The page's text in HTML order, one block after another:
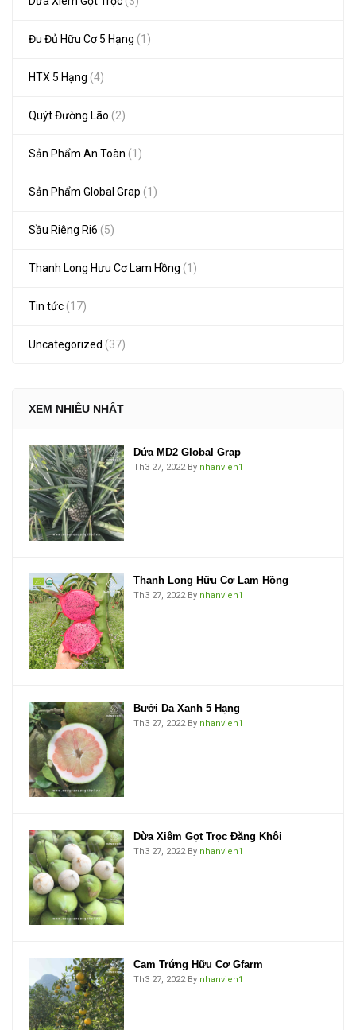
Đu Đủ Hữu Cơ 5 Hạng (1)
HTX 5 Hạng (4)
Quýt Đường Lão (2)
Sản Phẩm An Toàn (1)
Sản Phẩm Global Grap (1)
Sầu Riêng Ri6 (5)
Thanh Long Hưu Cơ Lam Hồng (1)
Tin tức (17)
Uncategorized (37)
XEM NHIỀU NHẤT
Dứa MD2 Global Grap
Th3 27, 2022 By nhanvien1
Thanh Long Hữu Cơ Lam Hồng
Th3 27, 2022 By nhanvien1
Bưởi Da Xanh 5 Hạng
Th3 27, 2022 By nhanvien1
Dừa Xiêm Gọt Trọc Đăng Khôi
Th3 27, 2022 By nhanvien1
Cam Trứng Hữu Cơ Gfarm
Th3 27, 2022 By nhanvien1